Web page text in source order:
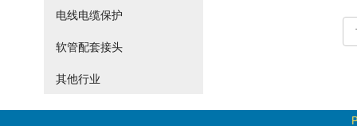
电线电缆保护
软管配套接头
其他行业